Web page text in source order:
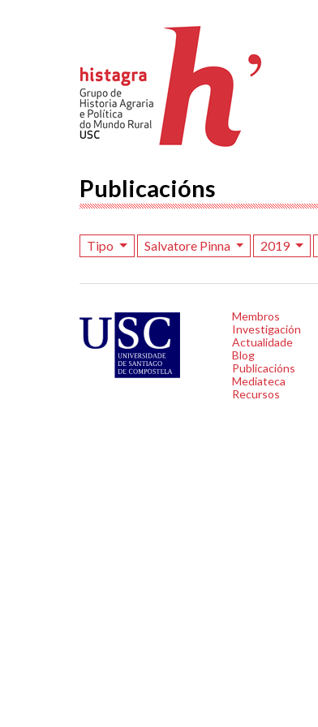
Publicacións
Tipo Salvatore Pinna 2019
Membros
Investigación
Actualidade
Blog
Publicacións
Mediateca
Recursos